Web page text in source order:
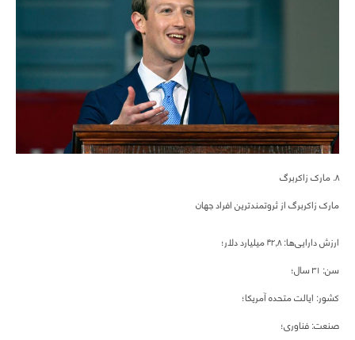
۸. مارک زاکربرگ
مارک زاکربرگ از ثروتمندترین افراد جهان
ارزش دارایی‌ها: ۴۲,۸ میلیارد دلار؛
سن: ۳۱ سال؛
کشور: ایالت متحده آمریکا؛
صنعت: فناوری؛